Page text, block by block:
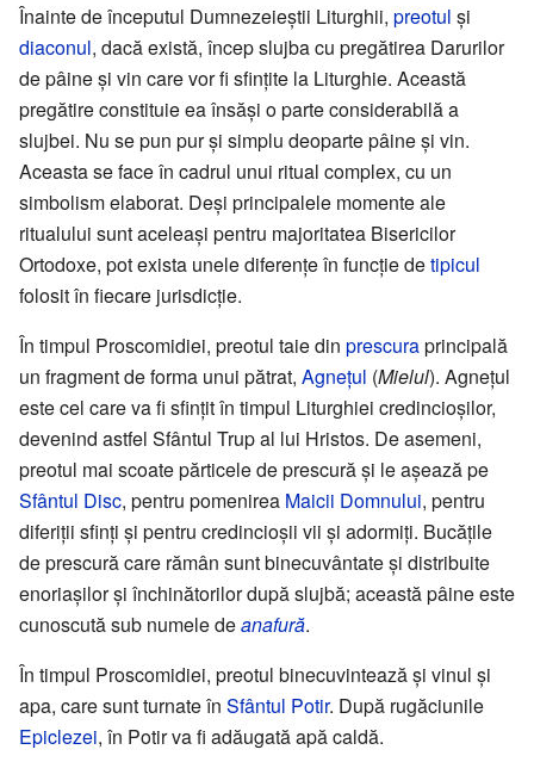
Înainte de începutul Dumnezeieștii Liturghii, preotul și
diaconul, dacă există, încep slujba cu pregătirea Darurilor
de pâine și vin care vor fi sfințite la Liturghie. Această
pregătire constituie ea însăși o parte considerabilă a
slujbei. Nu se pun pur și simplu deoparte pâine și vin.
Aceasta se face în cadrul unui ritual complex, cu un
simbolism elaborat. Deși principalele momente ale
ritualului sunt aceleași pentru majoritatea Bisericilor
Ortodoxe, pot exista unele diferențe în funcție detipicul
folosit în fiecare jurisdicție.
În timpul Proscomidiei, preotul taie din prescuraprincipală
un fragment de forma unui pătrat, Agnețul (Mielul). Agnețul
este cel care va fi sfințit în timpul Liturghiei credincioșilor,
devenind astfel Sfântul Trup al lui Hristos. De asemeni,
preotul mai scoate părticele de prescură și le așează pe
Sfântul Disc, pentru pomenirea Maicii Domnului, pentru
diferiții sfinți și pentru credincioșii vii și adormiți. Bucățile
de prescură care rămân sunt binecuvântate și distribuite
enoriașilor și închinătorilor după slujbă; această pâine este
cunoscută sub numele deanafură.
În timpul Proscomidiei, preotul binecuvintează și vinul și
apa, care sunt turnate în Sfântul Potir. După rugăciunile
Epiclezei, în Potir va fi adăugată apă caldă.